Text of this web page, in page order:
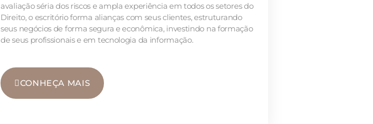
avaliação séria dos riscos e ampla experiência em todos os setores do
Direito, o escritório forma alianças com seus clientes, estruturando
seus negócios de forma segura e econômica, investindo na formação
de seus profissionais e em tecnologia da informação.
CONHEÇA MAIS